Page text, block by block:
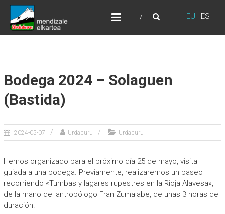
Skip
content
EU | ES
URDABURU
Grupo de Montaña
Bodega 2024 – Solaguen
(Bastida)
2024-05-07 Urdaburu Urdaburu
Hemos organizado para el próximo día 25 de mayo, visita
guiada a una bodega. Previamente, realizaremos un paseo
recorriendo «Tumbas y lagares rupestres en la Rioja Alavesa»,
de la mano del antropólogo Fran Zumalabe, de unas 3 horas de
duración.